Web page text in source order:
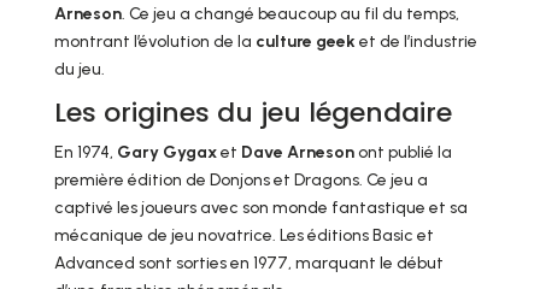
Arneson. Ce jeu a changé beaucoup au fil du temps,
montrant l’évolution de la culture geek et de l’industrie
du jeu.
Les origines du jeu légendaire
En 1974, Gary Gygaxet Dave Arnesonont publié la
première édition de Donjons et Dragons. Ce jeu a
captivé les joueurs avec son monde fantastique et sa
mécanique de jeu novatrice. Les éditions Basic et
Advanced sont sorties en 1977, marquant le début